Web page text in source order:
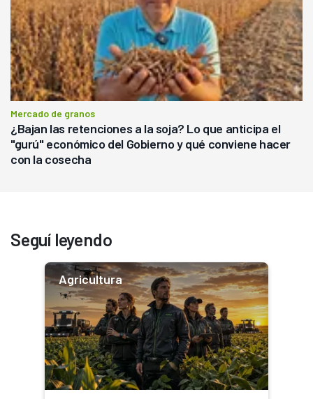
Mercado de granos
¿Bajan las retenciones a la soja? Lo que anticipa el
"gurú" económico del Gobierno y qué conviene hacer
con la cosecha
Seguí leyendo
Agricultura